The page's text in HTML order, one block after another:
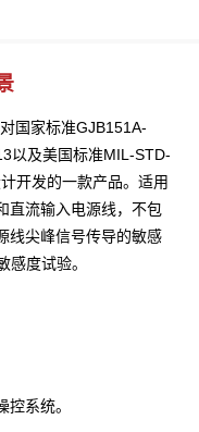
国家标准GJB151A-
以及美国标准MIL-STD-
开发的一款产品。适用
直流输入电源线，不包
线尖峰信号传导的敏感
感度试验。
系统。